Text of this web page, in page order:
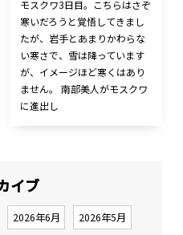
モスクワ3日目。こちらはさぞ
寒いだろうと覚悟してきまし
たが、岩手とあまりかわらな
い寒さで、雪は降っています
が、イメージほど寒くはあり
ません。 南部美人がモスクワ
に進出し
イブ
2026年6月 2026年5月